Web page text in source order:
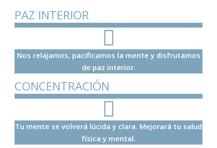
PAZ INTERIOR
Nos relajamos, pacificamos la mente y disfrutamos
de paz interior.
CONCENTRACIÓN
Tu mente se volverá lúcida y clara. Mejorará tu salud
física y mental.